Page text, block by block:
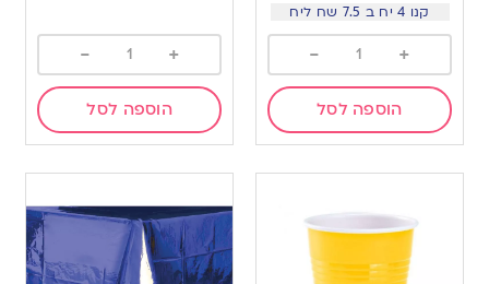
קנו 4 יח ב 7.5 שח ליח
+
-
הוספה לסל
+
-
הוספה לסל